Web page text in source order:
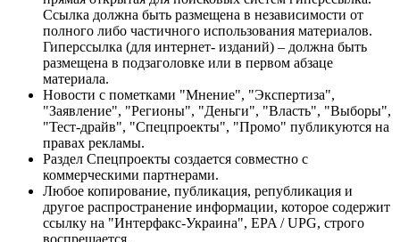
Ссылка должна быть размещена в независимости от
полного либо частичного использования материалов.
Гиперссылка (для интернет- изданий) – должна быть
размещена в подзаголовке или в первом абзаце
материала.
Новости с пометками "Мнение", "Экспертиза",
"Заявление", "Регионы", "Деньги", "Власть", "Выборы",
"Тест-драйв", "Спецпроекты", "Промо" публикуются на
правах рекламы.
Раздел Спецпроекты создается совместно с
коммерческими партнерами.
Любое копирование, публикация, републикация и
другое распространение информации, которое содержит
ссылку на "Интерфакс-Украина", EPA / UPG, строго
воспрещается.